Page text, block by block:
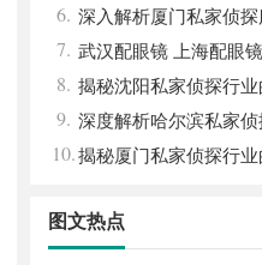
新体验
6. 深入解析厦门私家侦
与实际应用
7. 武汉配眼镜 上海配眼镜
8. 揭秘沈阳私家侦探行业
专业侦探服务的全方位解
9. 深度解析哈尔滨私家
应用现状
10.揭秘厦门私家侦探行
图文热点